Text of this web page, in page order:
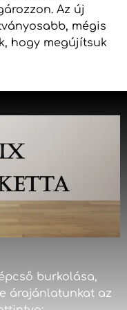
Az új
mégis
hogy megújítsuk
burkolása,
árajánlatunkat az